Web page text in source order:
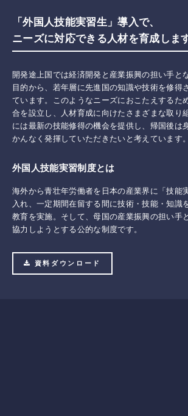
「外国人技能実習生」導入で、
ニーズに対応できる人材を育成します
開発途上国では経済開発と産業振興の担い手と
目的から、若年層に先進国の知識や技術を修得
ています。このようなニーズにおこたえするた
合を設立し、人材育成に向けたさまざまな取り
には最新の技能修得の機会を提供し、帰国後は
かんなく発揮していただきたいと考えています。
外国人技能実習制度とは
海外から青壮年労働者を日本の産業界に「技能
入れ、一定期間在留する間に技術・技能・知識
教育を実施。そして、母国の産業振興の担い手
協力しようとする公的な制度です。
資料ダウンロード